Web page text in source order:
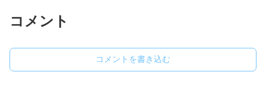
コメント
コメントを書き込む